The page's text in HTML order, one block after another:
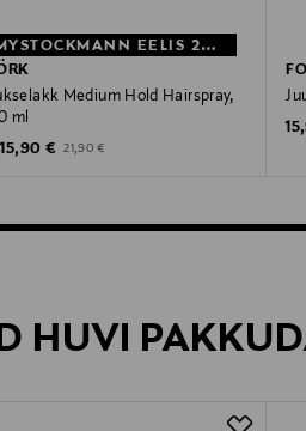
MYSTOCKMANN EELIS 27%
Medium Hold Hairspray,
ml
Discounted Price
15,90 € Original Price
21,90 €
HUVI